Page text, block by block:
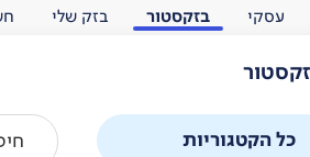
עסקי בזקסטור בזק שלי
כל הקטגוריות